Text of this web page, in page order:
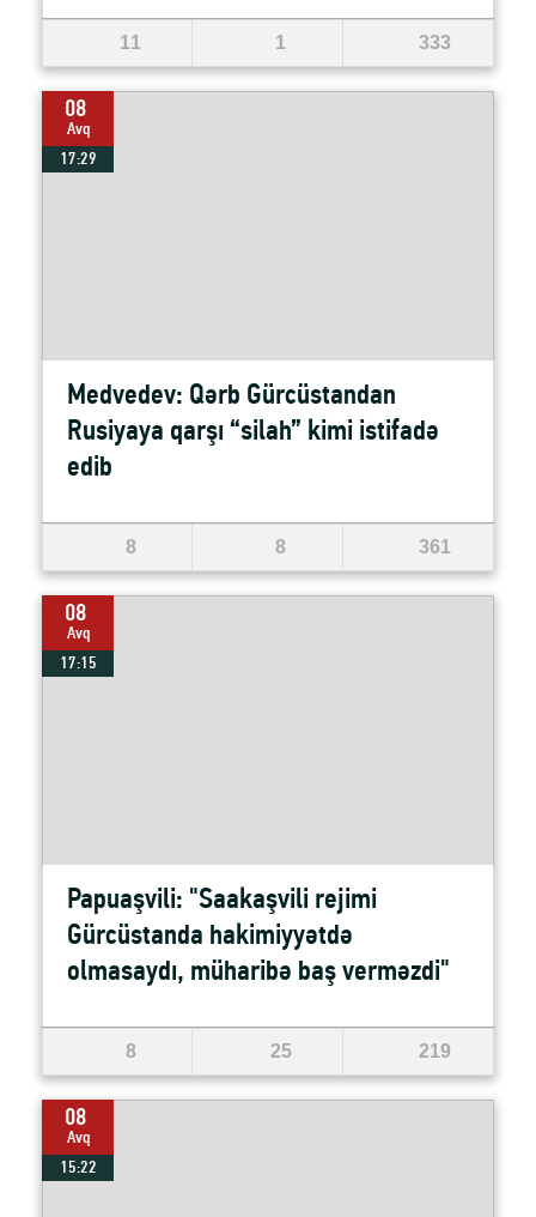
11 1 333
08
Avq
17:29
Medvedev: Qərb Gürcüstandan
Rusiyaya qarşı “silah” kimi istifadə
edib
8 8 361
08
Avq
17:15
Papuaşvili: "Saakaşvili rejimi
Gürcüstanda hakimiyyətdə
olmasaydı, müharibə baş verməzdi"
8 25 219
08
Avq
15:22